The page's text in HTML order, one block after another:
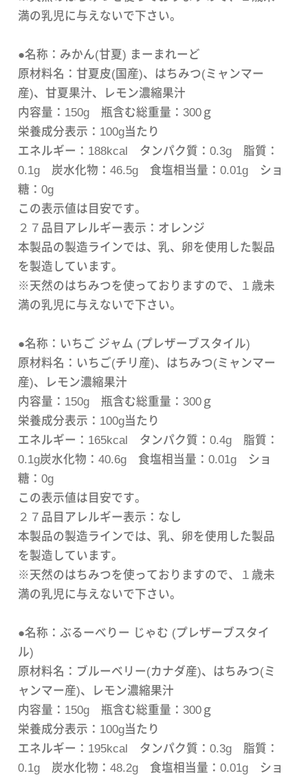
満の乳児に与えないで下さい。
●名称：みかん(甘夏) まーまれーど
原材料名：甘夏皮(国産)、はちみつ(ミャンマー
産)、甘夏果汁、レモン濃縮果汁
内容量：150g 瓶含む総重量：300ｇ
栄養成分表示：100g当たり
エネルギー：188kcal タンパク質：0.3g 脂質：
0.1g 炭水化物：46.5g 食塩相当量：0.01g ショ
糖：0g
この表示値は目安です。
２７品目アレルギー表示：オレンジ
本製品の製造ラインでは、乳、卵を使用した製品
を製造しています。
※天然のはちみつを使っておりますので、１歳未
満の乳児に与えないで下さい。
●名称：いちご ジャム (プレザーブスタイル)
原材料名：いちご(チリ産)、はちみつ(ミャンマー
産)、レモン濃縮果汁
内容量：150g 瓶含む総重量：300ｇ
栄養成分表示：100g当たり
エネルギー：165kcal タンパク質：0.4g 脂質：
0.1g炭水化物：40.6g 食塩相当量：0.01g ショ
糖：0g
この表示値は目安です。
２７品目アレルギー表示：なし
本製品の製造ラインでは、乳、卵を使用した製品
を製造しています。
※天然のはちみつを使っておりますので、１歳未
満の乳児に与えないで下さい。
●名称：ぶるーべりー じゃむ (プレザーブスタイ
ル)
原材料名：ブルーベリー(カナダ産)、はちみつ(ミ
ャンマー産)、レモン濃縮果汁
内容量：150g 瓶含む総重量：300ｇ
栄養成分表示：100g当たり
エネルギー：195kcal タンパク質：0.3g 脂質：
0.1g 炭水化物：48.2g 食塩相当量：0.01g ショ